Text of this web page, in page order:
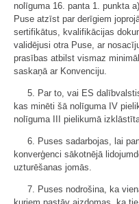
nolīguma 16. panta 1. punkta
Puse atzīst par derīgiem
sertifikātus, kvalifikācijas
validējusi otra Puse, ar
prasības atbilst vismaz
saskaņā ar Konvenciju.
5. Par to, vai ES
kas minēti šā nolīguma IV
nolīguma III pielikumā
6. Puses sadarbojas, lai
konverģenci sākotnējā
uzturēšanas jomās.
7. Puses nodrošina, ka